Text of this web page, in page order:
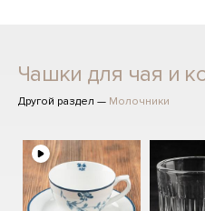
Чашки для чая и
Другой раздел — Молочники